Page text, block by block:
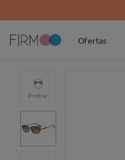
Ofertas
Probar